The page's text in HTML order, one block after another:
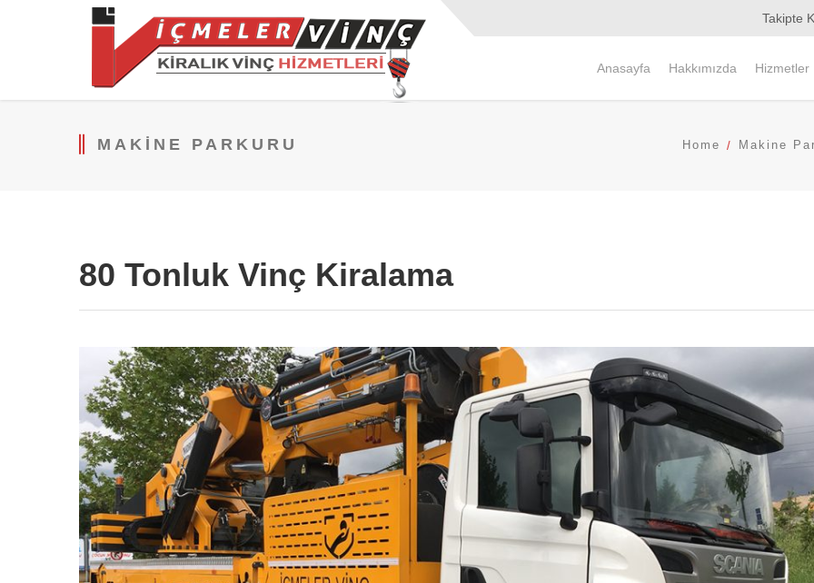
Takipte
Anasayfa Hakkımızda Hizmetler
MAKINE PARKURU Home Makine
80 Tonluk Vinç Kiralama